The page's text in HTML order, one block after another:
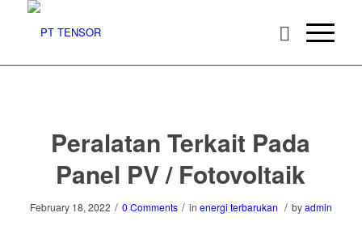
Peralatan Terkait Pada
Panel PV / Fotovoltaik
February 18, 2022 / 0 Comments / in energi terbarukan / byadmin